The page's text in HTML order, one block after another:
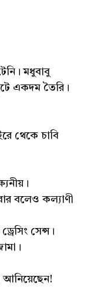
মধুবাবু
একদম তৈরি।
থেকে চাবি
বলেও কল্যাণী
সেন্স।